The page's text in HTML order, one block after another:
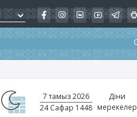
7 тамыз 2026
24 Сафар 1448
Діни
мерекелер